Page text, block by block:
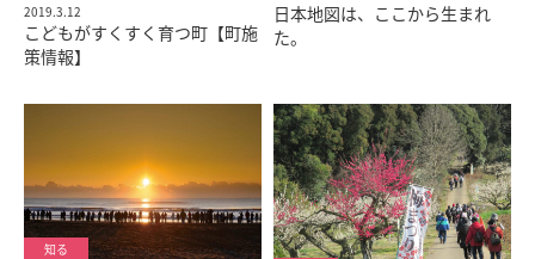
2019.3.12
こどもがすくすく育つ町【町施
策情報】
日本地図は、ここから生まれ
た。